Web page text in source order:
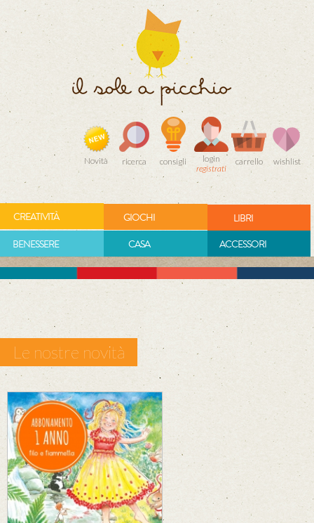
Novità ricerca consigli
login
registrati
carrello wishlist
CREATIVITÀ GIOCHI
LIBRI
BENESSERE
CASA ACCESSORI
Le nostre novità